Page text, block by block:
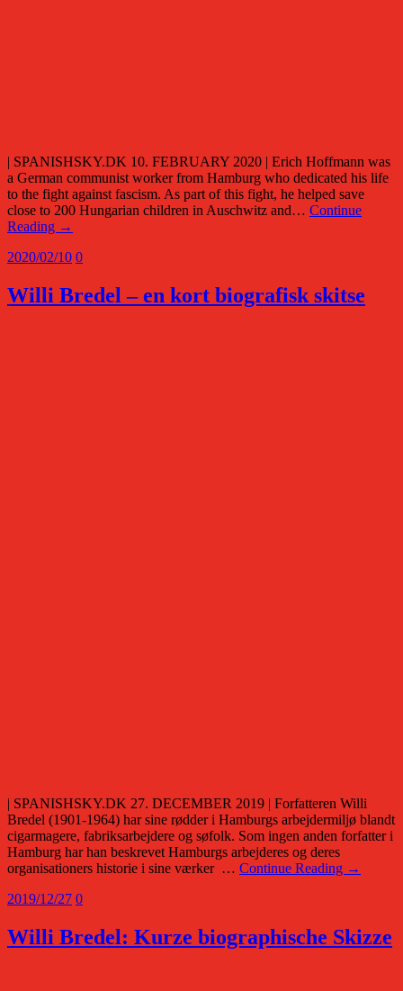
| SPANISHSKY.DK 10. FEBRUARY 2020 | Erich Hoffmann was
a German communist worker from Hamburg who dedicated his life
to the fight against fascism. As part of this fight, he helped save
close to 200 Hungarian children in Auschwitz and… Continue
Reading →
2020/02/10 0
Willi Bredel – en kort biografisk skitse
| SPANISHSKY.DK 27. DECEMBER 2019 | Forfatteren Willi
Bredel (1901-1964) har sine rødder i Hamburgs arbejdermiljø blandt
cigarmagere, fabriksarbejdere og søfolk. Som ingen anden forfatter i
Hamburg har han beskrevet Hamburgs arbejderes og deres
organisationers historie i sine værker … Continue Reading →
2019/12/27 0
Willi Bredel: Kurze biographische Skizze